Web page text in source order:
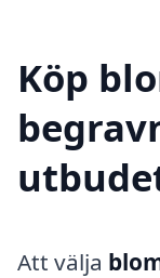
Köp
Att välja